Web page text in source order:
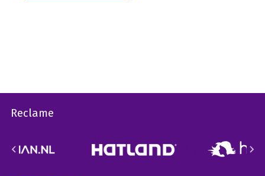
Reclame